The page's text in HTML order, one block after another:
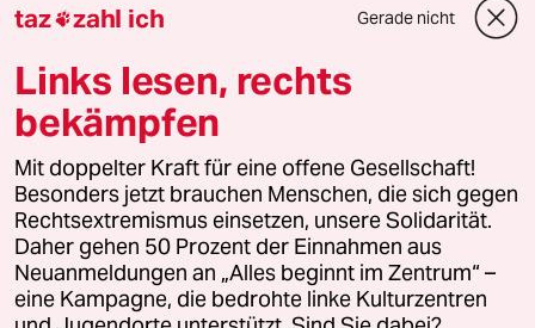
Die Fernwärme gehört nicht in die Reihe der
Energiequellen. Sie ist das dritte Element der
Reihe mit Etagen- und Zentralheizung. Genaue
Zahlen habe ich gerade nicht, aber der Anteil
von Kohle und Heizöl scheint mir in
Fernwärmeanlagen erheblich höher als in
Gebäuden.
Pumpspeicher und Biomasse habe ich im
anderen Kommentar als nicht eindeutig
zuzuordnen weggelassen. Ein Teil des Stroms
kam auch von da.
taz zahl ich Gerade nicht
Links lesen, rechts
bekämpfen
Mit doppelter Kraft für eine offene Gesellschaft!
Besonders jetzt brauchen Menschen, die sich gegen
Rechtsextremismus einsetzen, unsere Solidarität.
Daher gehen 50 Prozent der Einnahmen aus
Neuanmeldungen an „Alles beginnt im Zentrum“ –
eine Kampagne, die bedrohte linke Kulturzentren